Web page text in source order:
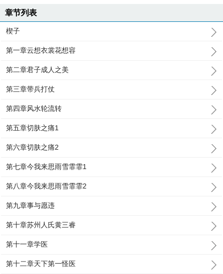
章节列表
楔子
第一章云想衣裳花想容
第二章君子成人之美
第三章带兵打仗
第四章风水轮流转
第五章切肤之痛1
第六章切肤之痛2
第七章今我来思雨雪霏霏1
第八章今我来思雨雪霏霏2
第九章事与愿违
第十章苏州人氏黄三睿
第十一章学医
第十二章天下第一怪医